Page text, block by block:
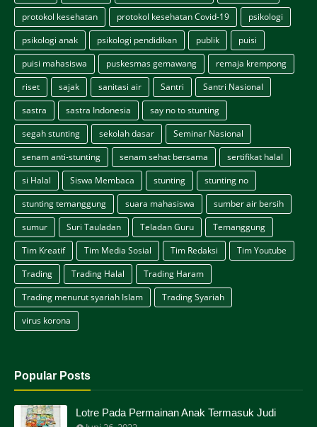
protokol kesehatan
protokol kesehatan Covid-19
psikologi
psikologi anak
psikologi pendidikan publik
puisi
puisi mahasiswa
puskesmas gemawang
remaja krempong
riset
sajak sanitasi air Santri
Santri Nasional
sastra
sastra Indonesia
say no to stunting
segah stunting
sekolah dasar
Seminar Nasional
senam anti-stunting
senam sehat bersama
sertifikat halal
si Halal
Siswa Membaca stunting
stunting no
stunting temanggung
suara mahasiswa
sumber air bersih
sumur
Suri Tauladan Teladan Guru
Temanggung
Tim Kreatif
Tim Media Sosial Tim Redaksi
Tim Youtube
Trading
Trading Halal
Trading Haram
Trading menurut syariah Islam
Trading Syariah
virus korona
Popular Posts
Lotre Pada Permainan Anak Termasuk Judi